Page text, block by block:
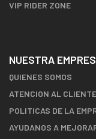
VIP RIDER ZONE
NUESTRA
QUIENES SOMOS
ATENCION AL CLIENTE
POLITICAS DE LA
AYUDANOS A